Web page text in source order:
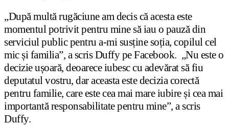
„După multă rugăciune am decis că acesta este
momentul potrivit pentru mine să iau o pauză din
serviciul public pentru a-mi susține soția, copilul cel
mic și familia”, a scris Duffy pe Facebook. „Nu este o
decizie ușoară, deoarece iubesc cu adevărat să fiu
deputatul vostru, dar aceasta este decizia corectă
pentru familie, care este cea mai mare iubire și cea mai
importantă responsabilitate pentru mine”, a scris
Duffy.